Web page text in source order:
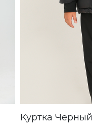
Куртка Черный